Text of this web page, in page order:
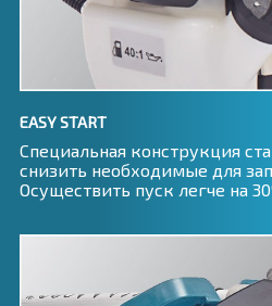
EASY START
Специальная конструкция
снизить необходимые для
Осуществить пуск легче на